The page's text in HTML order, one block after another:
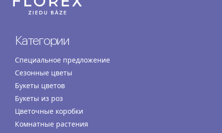
Категории
Специальное предложение
Сезонные цветы
Букеты цветов
Букеты из роз
Цветочные коробки
Комнатные растения